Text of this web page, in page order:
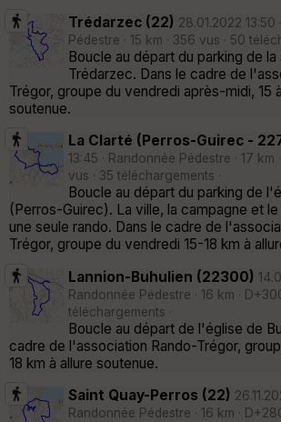
Trédarzec (22) 28.01.2022 13:50
Pédestre · 15 km · 356 vus · 50
Boucle au départ du parking de
Trédarzec. Dans le cadre de
Trégor, groupe du vendredi après-midi, 15
soutenue.
La Clarté (Perros-Guirec -
13:45 · Randonnée Pédestre · 17 km
vus · 35 téléchargements ·
Boucle au départ du parking de
(Perros-Guirec). La ville, la campagne et
une seule rando. Dans le cadre de
Trégor, groupe du vendredi 15-18 km à
Lannion-Buhulien (22300)
Randonnée Pédestre · 16 km ·
téléchargements ·
Boucle au départ de l'église de
cadre de l'association Rando-Trégor,
18 km à allure soutenue.
Saint Quay-Perros (22)
Randonnée Pédestre · 16 km ·